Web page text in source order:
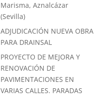
Marisma, Aznalcázar
(Sevilla)
ADJUDICACIÓN NUEVA OBRA
PARA DRAINSAL
PROYECTO DE MEJORA Y
RENOVACIÓN DE
PAVIMENTACIONES EN
VARIAS CALLES. PARADAS